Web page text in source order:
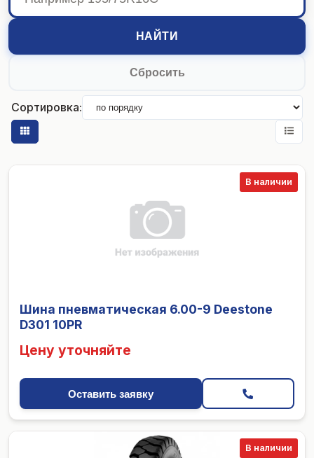
НАЙТИ
Сбросить
Сортировка:
В наличии
Шина пневматическая 6.00-9 Deestone
D301 10PR
Цену уточняйте
Оставить заявку
В наличии